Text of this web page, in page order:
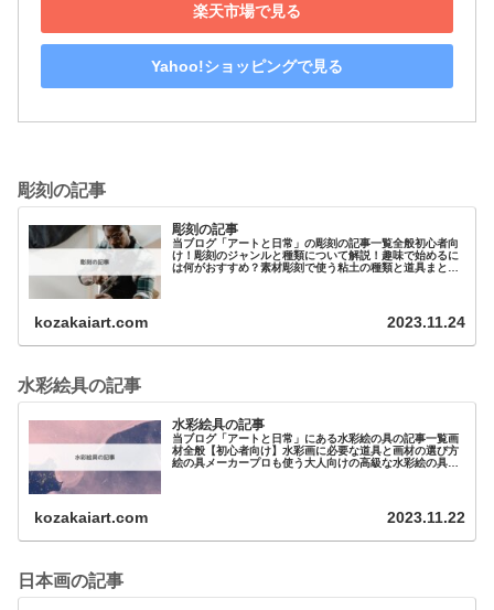
楽天市場で見る
Yahoo!ショッピングで見る
彫刻の記事
彫刻の記事
当ブログ「アートと日常」の彫刻の記事一覧全般初心者向
け！彫刻のジャンルと種類について解説！趣味で始めるに
は何がおすすめ？素材彫刻で使う粘土の種類と道具まとめ
kozakaiart.com 2023.11.24
水彩絵具の記事
水彩絵具の記事
当ブログ「アートと日常」にある水彩絵の具の記事一覧画
材全般【初心者向け】水彩画に必要な道具と画材の選び方
絵の具メーカープロも使う大人向けの高級な水彩絵の具を
kozakaiart.com 2023.11.22
日本画の記事